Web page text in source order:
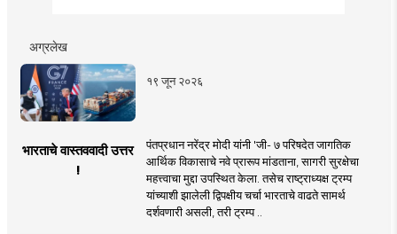
अग्रलेख
१९ जून २०२६
भारताचे वास्तववादी उत्तर
!
पंतप्रधान नरेंद्र मोदी यांनी 'जी- ७ परिषदेत जागतिक
आर्थिक विकासाचे नवे प्रारूप मांडताना, सागरी सुरक्षेचा
महत्त्वाचा मुद्दा उपस्थित केला. तसेच राष्ट्राध्यक्ष ट्रम्प
यांच्याशी झालेली द्विपक्षीय चर्चा भारताचे वाढते सामर्थ
दर्शवणारी असली, तरी ट्रम्प ..